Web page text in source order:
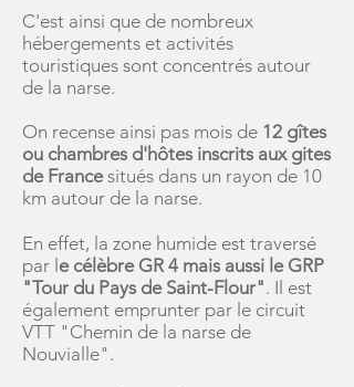
C'est ainsi que de nombreux
hébergements et activités
touristiques sont concentrés autour
de la narse.
On recense ainsi pas mois de 12 gîtes
ou chambres d'hôtes inscrits aux gites
de Francesitués dans un rayon de 10
km autour de la narse.
En effet, la zone humide est traversé
par l e célèbre GR 4 mais aussi le GRP
"Tour du Pays de Saint-Flour". Il est
également emprunter par le circuit
VTT "Chemin de la narse de
Nouvialle".